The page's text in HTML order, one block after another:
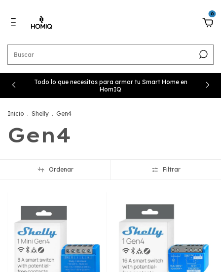
0
Todo lo que necesitas para armar tu Smart Home en
HomIQ
Inicio . Shelly . Gen4
Gen4
Ordenar Filtrar